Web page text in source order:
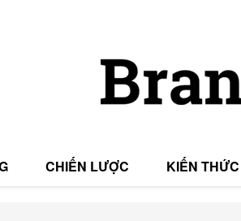
CHIẾN LƯỢC KIẾN THỨC